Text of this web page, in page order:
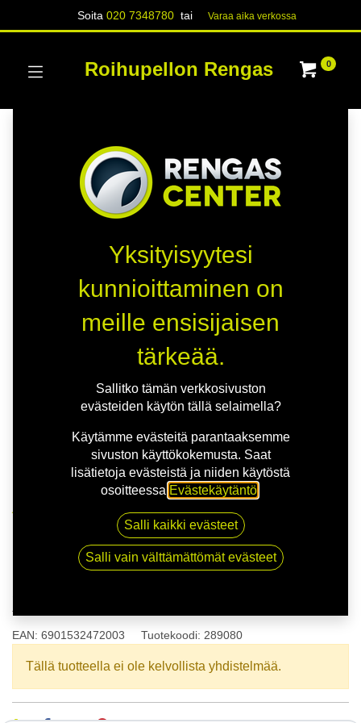
Soita020 7348780 tai Varaa aika verk​​​​ossa
Roihupellon Rengas 0
165/70R13 79T DELINTE AW5 XL
165/70R13 79T DELINTE AW5
EAN: 6901532472003 Tuotekoodi: 289080
Tällä tuotteella ei ole kelvollista yhdistelmää.
Yksityisyytesi
kunnioittaminen on
meille ensisijaisen
tärkeää.
Sallitko tämän verkkosivuston
evästeiden käytön tällä selaimella?
Käytämme evästeitä parantaaksemme
sivuston käyttökokemusta. Saat
lisätietoja evästeistä ja niiden käytöstä
osoitteessa Evästekäytäntö
Salli kaikki evästeet
Salli vain välttämättömät evästeet